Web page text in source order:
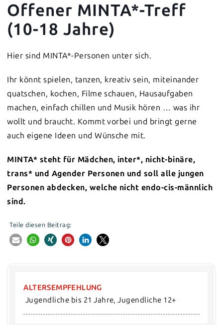
Offener MINTA*-Treff
(10-18 Jahre)
Hier sind MINTA*-Personen unter sich.
Ihr könnt spielen, tanzen, kreativ sein, miteinander
quatschen, kochen, Filme schauen, Hausaufgaben
machen, einfach chillen und Musik hören … was ihr
wollt und braucht. Kommt vorbei und bringt gerne
auch eigene Ideen und Wünsche mit.
MINTA* steht für Mädchen, inter*, nicht-binäre,
trans* und Agender Personen und soll alle jungen
Personen abdecken, welche nicht endo-cis-männlich
sind.
Teile diesen Beitrag:
ALTERSEMPFEHLUNG
Jugendliche bis 21 Jahre, Jugendliche 12+